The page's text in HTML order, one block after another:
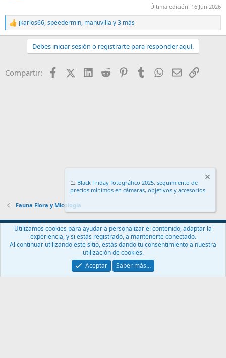
Última edición: 16 Jun 2026
R
e
o
jkarlos66,speedermin, manuvilla y 3 más
Debes iniciar sesión o registrarte para responder aquí.
Compartir: FacebookX (Twitter)
LinkedIn
Reddit PinterestTumblr WhatsApp
EmailEnlace
Fauna Flora y Micología
Español (ES)
Contáctanos
Términos y reglas Política de privacidad
Ayuda
Community platform by XenForo® © 2010-2024 XenForo Ltd.
📉 Black Friday fotográfico 2025, seguimiento de
precios mínimos en cámaras, objetivos y accesorios
.
Utilizamos cookies para ayudar a personalizar el contenido, adaptar la
experiencia, y si estás registrado, a mantenerte conectado.
Al continuar utilizando este sitio, estás dando tu consentimiento a nuestra
utilización de cookies.
Aceptar
Saber más…